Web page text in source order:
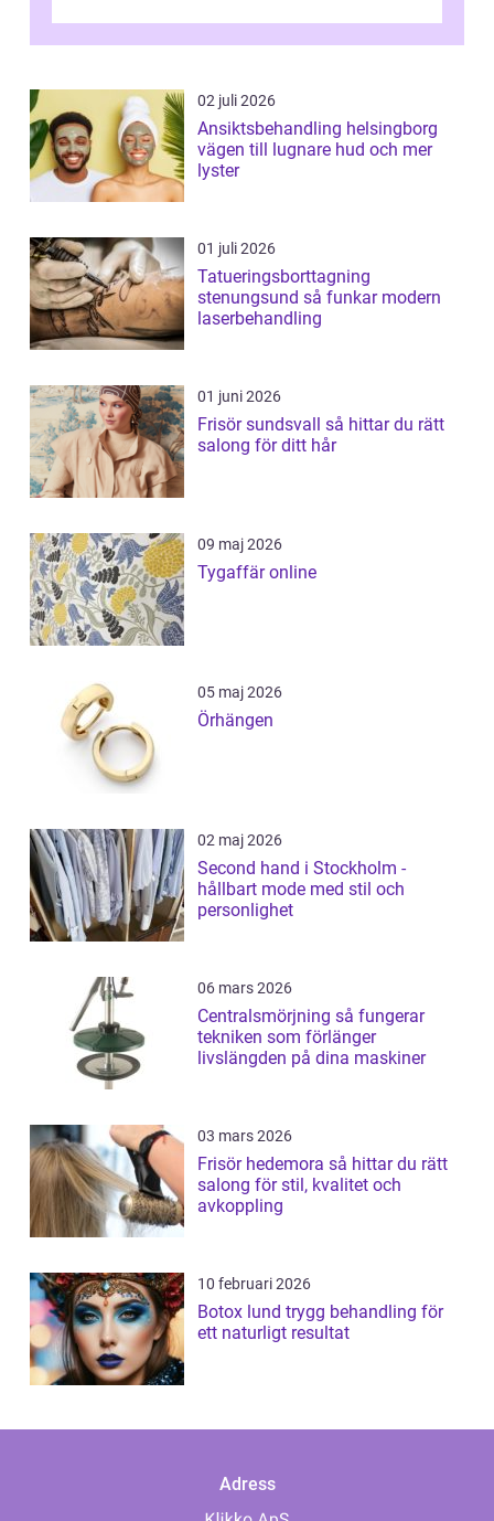
02 juli 2026
Ansiktsbehandling helsingborg
vägen till lugnare hud och mer
lyster
01 juli 2026
Tatueringsborttagning
stenungsund så funkar modern
laserbehandling
01 juni 2026
Frisör sundsvall så hittar du rätt
salong för ditt hår
09 maj 2026
Tygaffär online
05 maj 2026
Örhängen
02 maj 2026
Second hand i Stockholm -
hållbart mode med stil och
personlighet
06 mars 2026
Centralsmörjning så fungerar
tekniken som förlänger
livslängden på dina maskiner
03 mars 2026
Frisör hedemora så hittar du rätt
salong för stil, kvalitet och
avkoppling
10 februari 2026
Botox lund trygg behandling för
ett naturligt resultat
Adress